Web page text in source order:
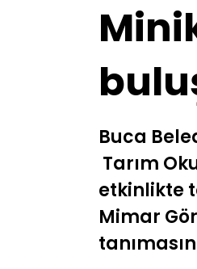
Buca
Tarım
etkinlikte
Mimar